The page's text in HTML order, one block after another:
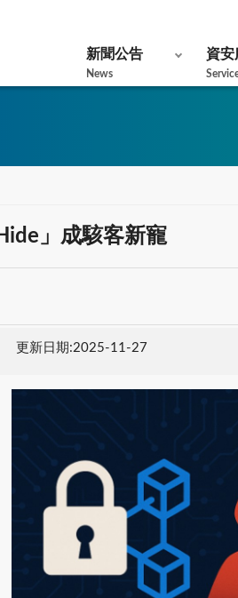
新聞公告
News
資安
」成駭客新寵
更新日期:2025-11-27